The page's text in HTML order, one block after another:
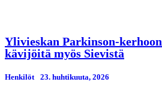
Ylivieskan Parkinson-
kävijöitä myös Sievistä
Henkilöt 23. huhtikuuta, 2026